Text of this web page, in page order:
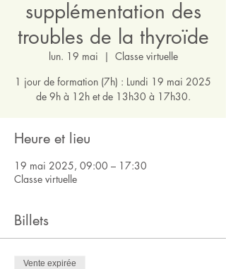
supplémentation des
troubles de la thyroïde
lun. 19 mai
  |
Classe virtuelle
1 jour de formation (7h) : Lundi 19 mai 2025
de 9h à 12h et de 13h30 à 17h30.
Heure et lieu
19 mai 2025, 09:00 – 17:30
Classe virtuelle
Billets
Vente expirée